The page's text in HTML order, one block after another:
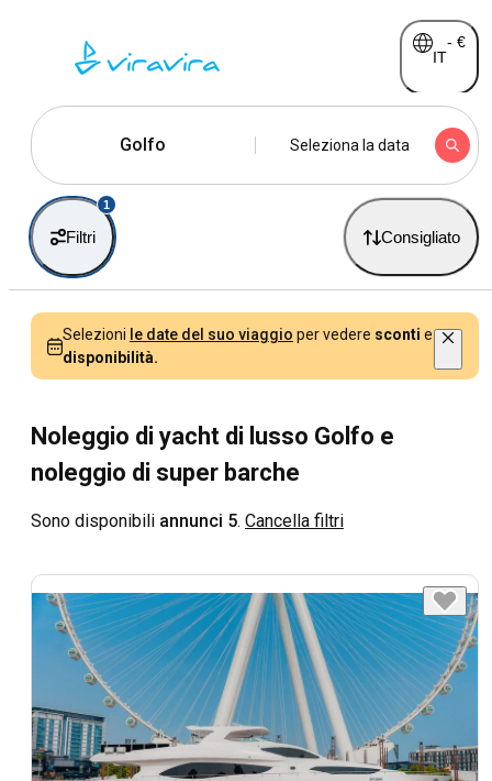
IT
- €
Golfo Seleziona la data
Filtri
1
Consigliato
Selezioni le date del suo viaggio per vedere sconti e
disponibilità.
Noleggio di yacht di lusso Golfo e
noleggio di super barche
Sono disponibili annunci 5. Cancella filtri